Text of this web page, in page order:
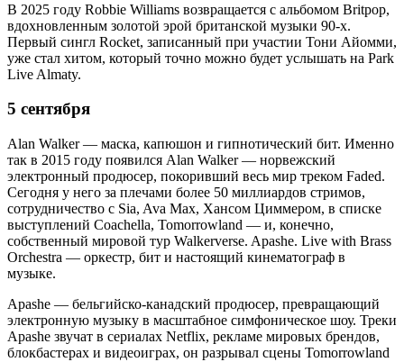
В 2025 году Robbie Williams возвращается с альбомом Britpop,
вдохновленным золотой эрой британской музыки 90-х.
Первый сингл Rocket, записанный при участии Тони Айомми,
уже стал хитом, который точно можно будет услышать на Park
Live Almaty.
5 сентября
Alan Walker — маска, капюшон и гипнотический бит. Именно
так в 2015 году появился Alan Walker — норвежский
электронный продюсер, покоривший весь мир треком Faded.
Сегодня у него за плечами более 50 миллиардов стримов,
сотрудничество с Sia, Ava Max, Хансом Циммером, в списке
выступлений Coachella, Tomorrowland — и, конечно,
собственный мировой тур Walkerverse. Apashe. Live with Brass
Orchestra — оркестр, бит и настоящий кинематограф в
музыке.
Apashe — бельгийско-канадский продюсер, превращающий
электронную музыку в масштабное симфоническое шоу. Треки
Apashe звучат в сериалах Netflix, рекламе мировых брендов,
блокбастерах и видеоиграх, он разрывал сцены Tomorrowland